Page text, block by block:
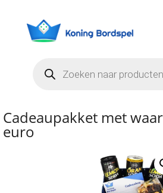
zoeken
Cadeaupakket met
euro